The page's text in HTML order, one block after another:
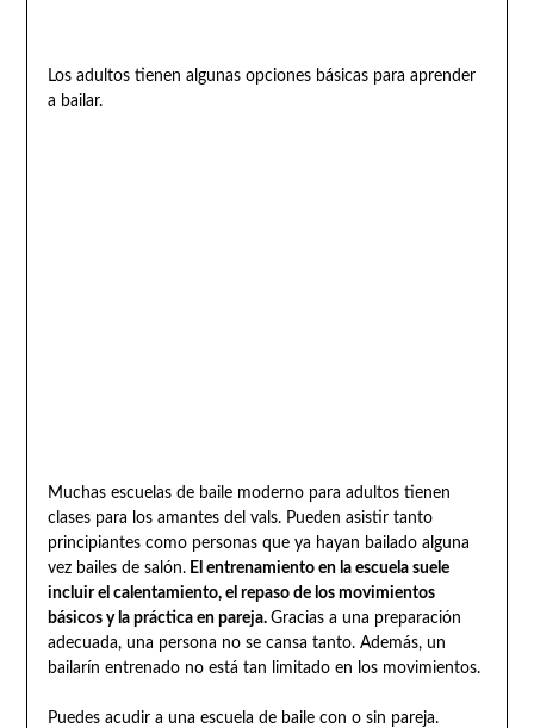
Los adultos tienen algunas opciones básicas para aprender
a bailar.
Muchas escuelas de baile moderno para adultos tienen
clases para los amantes del vals. Pueden asistir tanto
principiantes como personas que ya hayan bailado alguna
vez bailes de salón.El entrenamiento en la escuela suele
incluir el calentamiento, el repaso de los movimientos
básicos y la práctica en pareja. Gracias a una preparación
adecuada, una persona no se cansa tanto. Además, un
bailarín entrenado no está tan limitado en los movimientos.
Puedes acudir a una escuela de baile con o sin pareja.